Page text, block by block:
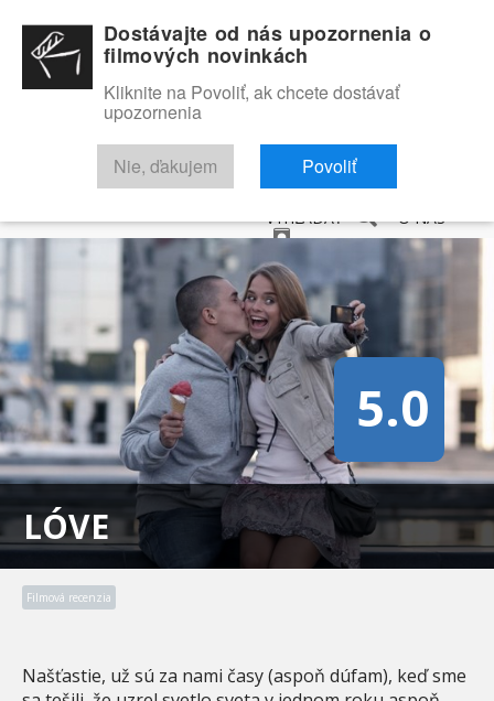
RECENZIE TRAILERY FILMOVÁ DATABÁZA
VYHĽADAŤ O NÁS
LÓVE
5.0
Filmová recenzia
Našťastie, už sú za nami časy (aspoň dúfam), keď sme
Dostávajte od nás upozornenia o
filmových novinkách
Kliknite na Povoliť, ak chcete dostávať
upozornenia
Nie, ďakujem Povoliť